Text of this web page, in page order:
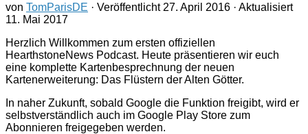
von TomParisDE · Veröffentlicht 27. April 2016 · Aktualisiert
11. Mai 2017
Herzlich Willkommen zum ersten offiziellen
HearthstoneNews Podcast. Heute präsentieren wir euch
eine komplette Kartenbesprechnung der neuen
Kartenerweiterung: Das Flüstern der Alten Götter.
In naher Zukunft, sobald Google die Funktion freigibt, wird er
selbstverständlich auch im Google Play Store zum
Abonnieren freigegeben werden.